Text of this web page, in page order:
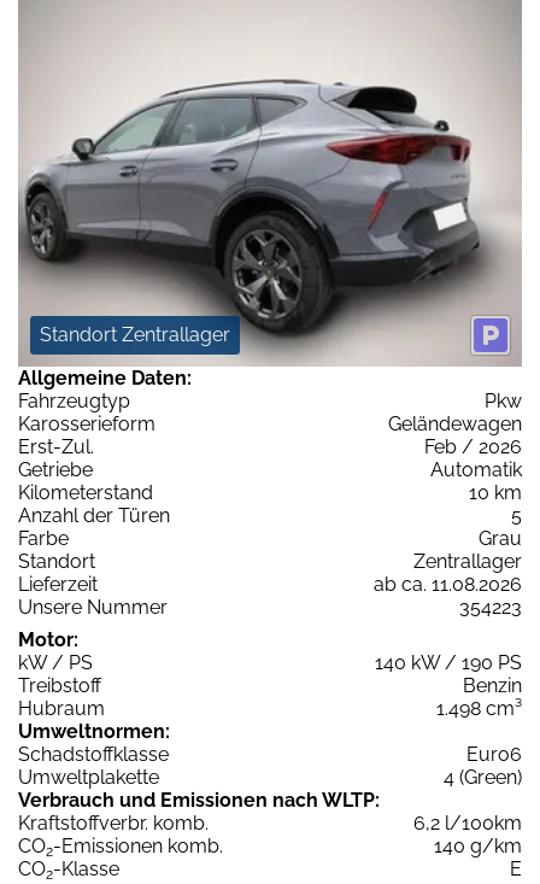
Standort Zentrallager
Allgemeine Daten:
Fahrzeugtyp
Pkw
Karosserieform
Geländewagen
Erst-Zul.
Feb / 2026
Getriebe
Automatik
Kilometerstand
10 km
Anzahl der Türen
5
Farbe
Grau
Standort
Zentrallager
Lieferzeit
ab ca. 11.08.2026
Unsere Nummer
354223
Motor:
kW / PS
140 kW / 190 PS
Treibstoff
Benzin
Hubraum
1.498 cm³
Umweltnormen:
Schadstoffklasse
Euro6
Umweltplakette
4 (Green)
Verbrauch und Emissionen nach WLTP:
Kraftstoffverbr. komb.
6,2 l/100km
CO2-Emissionen komb.
140 g/km
CO2-Klasse
E